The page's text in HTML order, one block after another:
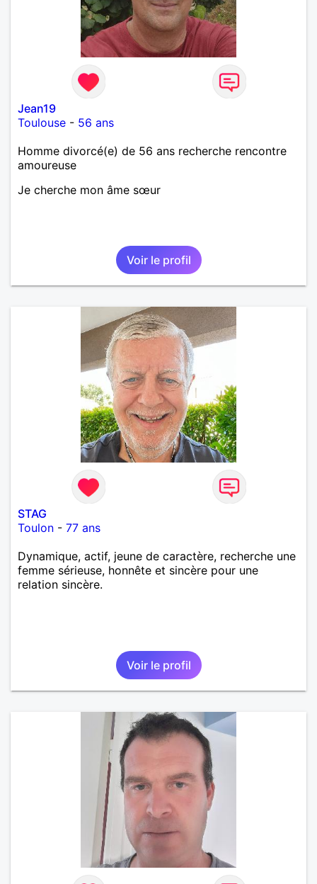
Jean19
Toulouse - 56 ans
Homme divorcé(e) de 56 ans recherche rencontre
amoureuse
Je cherche mon âme sœur
Voir le profil
STAG
Toulon - 77 ans
Dynamique, actif, jeune de caractère, recherche une
femme sérieuse, honnête et sincère pour une
relation sincère.
Voir le profil